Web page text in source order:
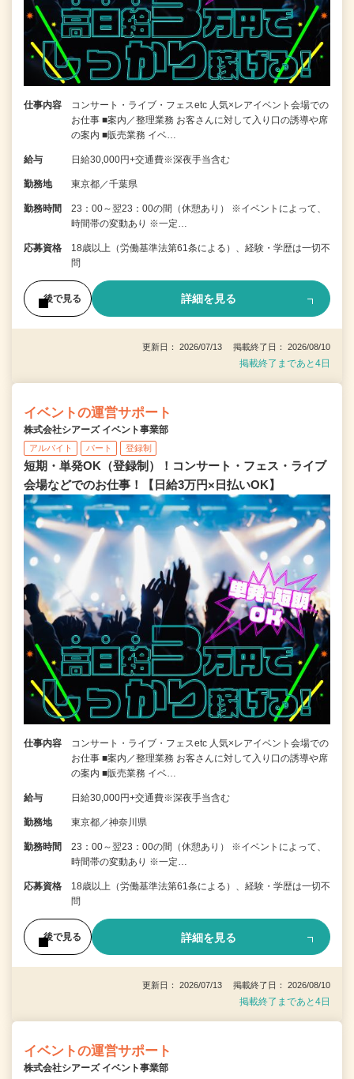
仕事内容
コンサート・ライブ・フェスetc 人気×レアイベント会場での
お仕事 ■案内／整理業務 お客さんに対して入り口の誘導や席
の案内 ■販売業務 イベ…
給与 日給30,000円+交通費※深夜手当含む
勤務地 東京都／千葉県
勤務時間
23：00～翌23：00の間（休憩あり） ※イベントによって、
時間帯の変動あり ※一定…
応募資格
18歳以上（労働基準法第61条による）、経験・学歴は一切不
問
後で見る 詳細を見る
更新日： 2026/07/13 掲載終了日： 2026/08/10
掲載終了まであと4日
イベントの運営サポート
株式会社シアーズ イベント事業部
アルバイト パート 登録制
短期・単発OK（登録制）！コンサート・フェス・ライブ
会場などでのお仕事！【日給3万円×日払いOK】
仕事内容
コンサート・ライブ・フェスetc 人気×レアイベント会場での
お仕事 ■案内／整理業務 お客さんに対して入り口の誘導や席
の案内 ■販売業務 イベ…
給与 日給30,000円+交通費※深夜手当含む
勤務地 東京都／神奈川県
勤務時間
23：00～翌23：00の間（休憩あり） ※イベントによって、
時間帯の変動あり ※一定…
応募資格
18歳以上（労働基準法第61条による）、経験・学歴は一切不
問
後で見る 詳細を見る
更新日： 2026/07/13 掲載終了日： 2026/08/10
掲載終了まであと4日
イベントの運営サポート
株式会社シアーズ イベント事業部